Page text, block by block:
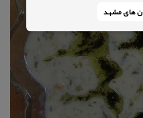
های مشهد